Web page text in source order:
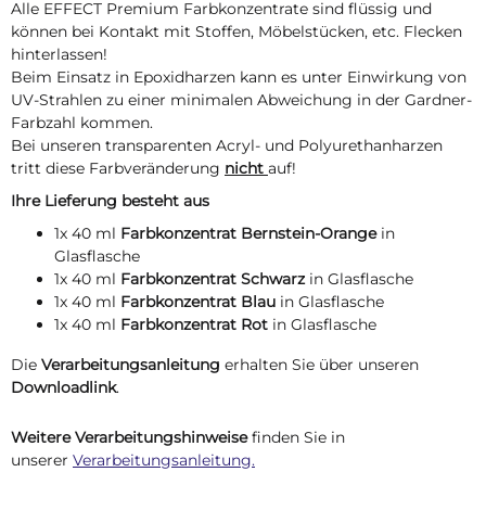
Alle EFFECT Premium Farbkonzentrate sind flüssig und
können bei Kontakt mit Stoffen, Möbelstücken, etc. Flecken
hinterlassen!
Beim Einsatz in Epoxidharzen kann es unter Einwirkung von
UV-Strahlen zu einer minimalen Abweichung in der Gardner-
Farbzahl kommen.
Bei unseren transparenten Acryl- und Polyurethanharzen
tritt diese Farbveränderung nicht auf!
Ihre Lieferung besteht aus
1x 40 ml Farbkonzentrat Bernstein-Orangein
Glasflasche
1x 40 ml Farbkonzentrat Schwarzin Glasflasche
1x 40 ml Farbkonzentrat Blau in Glasflasche
1x 40 ml Farbkonzentrat Rot in Glasflasche
Die Verarbeitungsanleitung erhalten Sie über unseren
Downloadlink.
Weitere Verarbeitungshinweisefinden Sie in
unserer Verarbeitungsanleitung.